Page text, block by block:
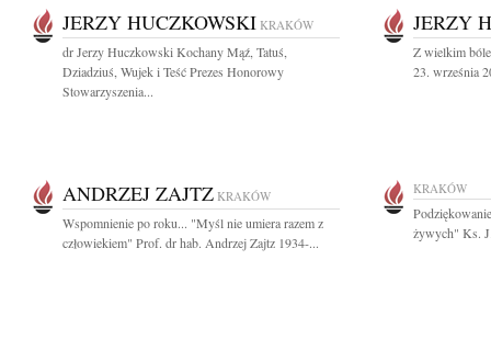
JERZY HUCZKOWSKI KRAKÓW
dr Jerzy Huczkowski Kochany Mąź, Tatuś,
Dziadziuś, Wujek i Teść Prezes Honorowy
Stowarzyszenia...
JERZY
Z wielkim
23. września
ANDRZEJ ZAJTZ KRAKÓW
Wspomnienie po roku... "Myśl nie umiera razem z
człowiekiem" Prof. dr hab. Andrzej Zajtz 1934-...
KRAKÓW
żywych" Ks.